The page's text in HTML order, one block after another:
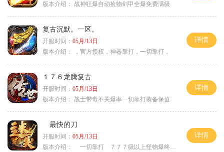
版本介绍： 战神狂爆自动捡物剑甲全爆免费满级
复古沉默。一区。
开服时间： 05月/13日
版本介绍：
，官方授权，神器靠打，一切靠打，
详情
１７６龙腾复古
开服时间： 05月/13日
版本介绍： 战士带毒不关爆率一切靠打装备保值
详情
最快的刀
开服时间： 05月/13日
版本介绍：
一切靠打 ７７７级以上怪物爆终极
详情